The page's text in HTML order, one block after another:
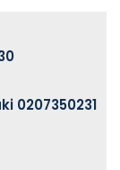
0207350231